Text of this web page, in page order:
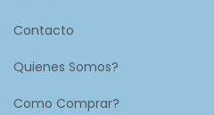
Contacto
Quienes Somos?
Como Comprar?